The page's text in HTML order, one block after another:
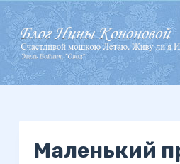
П
е
р
е
й
Маленький